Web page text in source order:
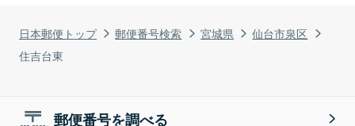
日本郵便トップ 郵便番号検索 宮城県
仙台市泉区
住吉台東
郵便番号を調べる